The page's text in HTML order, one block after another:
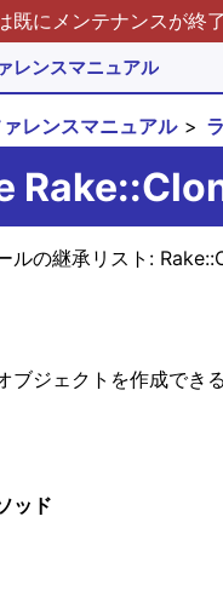
既にメンテナンスが終
レンスマニュアル
レンスマニュアル
ルの継承リスト:
ブジェクトを作成でき
ッド